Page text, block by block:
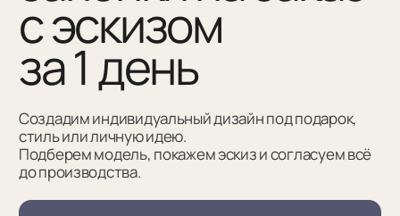
Подобрать запонки
Ответим в течение 5 минут в рабочее время.